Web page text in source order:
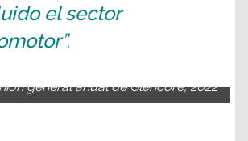
el sector
general anual de Glencore, 2022